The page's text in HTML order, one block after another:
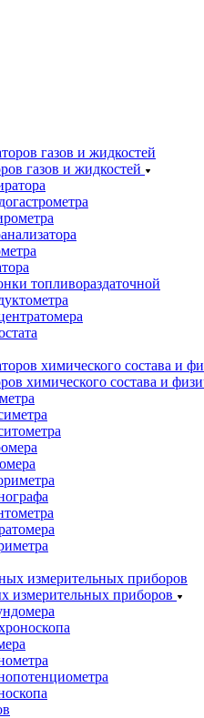
газов и жидкостей
топливораздаточной
химического состава и
измерительных приборов